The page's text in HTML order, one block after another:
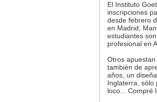
El Instituto
inscripciones
desde febrero
en Madrid,
estudiantes
profesional en
Otros
también de
años, un
Inglaterra, sólo
loco... Compré